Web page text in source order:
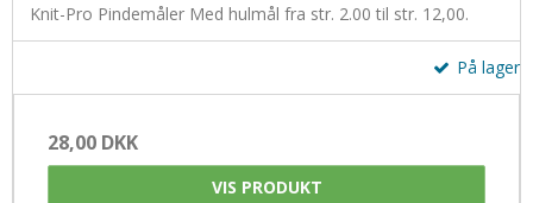
Knit-Pro Pindemåler Med hulmål fra str. 2.00 til str. 12,00.
På lager
28,00 DKK
VIS PRODUKT